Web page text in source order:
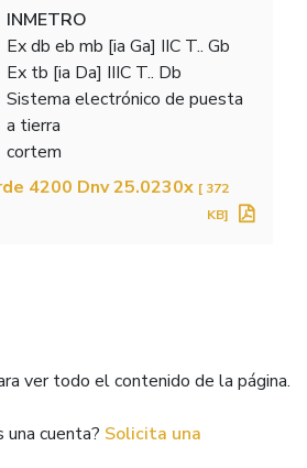
INMETRO
Ex db eb mb [ia Ga] IIC T.. Gb
Ex tb [ia Da] IIIC T.. Db
Sistema electrónico de puesta
a tierra
cortem
4200 Dnv 25.0230x [ 372
KB]
ver todo el contenido de la página.
cuenta? Solicita una